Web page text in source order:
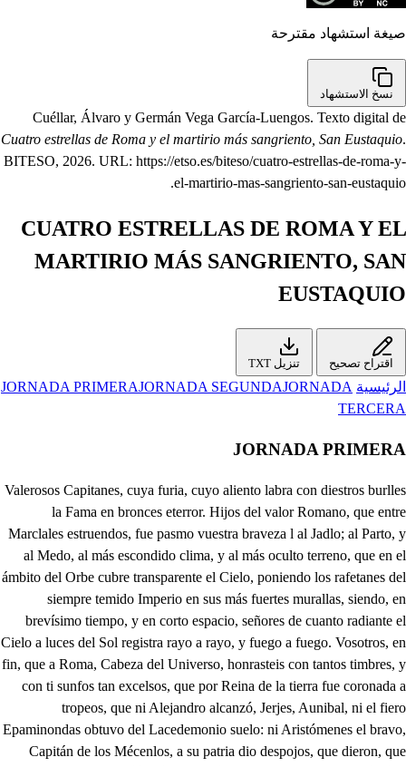
صيغة استشهاد مقترحة
نسخ الاستشهاد
Cuéllar, Álvaro y Germán Vega García-Luengos. Texto digital de
Cuatro estrellas de Roma y el martirio más sangriento, San Eustaquio.
BITESO, 2026. URL: https://etso.es/biteso/cuatro-estrellas-de-roma-y-
el-martirio-mas-sangriento-san-eustaquio.
CUATRO ESTRELLAS DE ROMA Y EL
MARTIRIO MÁS SANGRIENTO, SAN
EUSTAQUIO
اقتراح تصحيح تنزيل TXT
الرئيسية JORNADA PRIMERAJORNADA SEGUNDAJORNADA
TERCERA
JORNADA PRIMERA
Valerosos Capitanes, cuya furia, cuyo aliento labra con diestros burlles la Fama en bronces eterror. Hijos del valor Romano, que entre Marclales estruendos, fue pasmo vuestra braveza l al Jadlo; al Parto, y al Medo, al más escondido clima, y al más oculto terreno, que en el ámbito del Orbe cubre transparente el Cielo, poniendo los rafetanes del siempre temido Imperio en sus más fuertes murallas, siendo, en brevísimo tiempo, y en corto espacio, señores de cuanto radiante el Cielo a luces del Sol registra rayo a rayo, y fuego a fuego. Vosotros, en fin, que a Roma, Cabeza del Universo, honrasteis con tantos timbres, y con ti sunfos tan excelsos, que por Reina de la tierra fue coronada a tropeos, que ni Alejandro alcanzó, Jerjes, Aunibal, ni el fiero Epaminondas obtuvo del Lacedemonio suelo: ni Aristómenes el bravo, Capitán de los Mécenlos, a su patria dio despojos, que dieron, que hacer al tiempo. Ya sabela, que Federico, ese altivo, ese soberblo Príncipe vano de Persía (que rebelde a los preceptos del invencible, Trajano, nuestro Emperador supremo; a quien por trances de guerra esta ba humilde, y sujeto) hoy solícita atrevido, este yugo sacudiendo, quedar por Rey absoluto de toda Persía, y por eso sus gentes saca en campaña, sin advertir, como ciego, que osado busca la muerte donde piensa hallar a un tiempo libertad, vida, y dominio, gozando de Persía el Relno. A castigar tal locura, y tan alto atrevimiento, como padete redunda en deshonra del Imperio. Erecto fui por Trajano, para que el rayo esgrimiendo de este alfanje Damasquino, de este reluciente acero, refrene rebeldes iras de aqueste bárbaro Relno, tronchando las alas torpes, cortando el altivo vuelo, con que animoso procura poner escalas al Cielo, siendo Nembrot de sí mismo, en cayo Pérfico suelo el monte de su altivez, abrasado de mi incendio, en pavesas frías calga al rayo de mi ardimiento, Ea, Martes valerosos, ea, vallentes guerreros, que hoy sin duda en vuestras manos pone el Cielo el vencimiento. Presentes tenéis, amigos, el que rebelde al Imperio negó la obedlencia; y pues depositada en su esfuerzo toda la victorla tiene, no desmaye vuestro aliento en la venganza, que juro por Júpiter, Dios excelso, Rey de los Reyes; que tiene por trono el Zapir Etereo, de premiar al que ballente, honrando al Romano Pueblo, de muestras en la conquista de las farias de su aliento, para castigar traidores con valor, con ardimiento, con rigor, con valentía, con pujanzas con esfuerzo; y en fin, para que la fama entre sonoros accentos pregone vuestras proezas, publique nuestros sucesos, Guerra contra Persía; arma, que está aquí Mortero que machaque más Persianos, que tiene siglos un suegro. Este brazo, solo basta para destripar más perros a puñadas, y a cachetes, a rebeses, y ha derechos, que pelos tiene en la calva un infeliz calvatrueno. Eustachio, aquí está mi espada sedienta de sangre, el tiempo ha llegado ya, en que pueda, como diestro despensero, hacer morcillas, mondongos, chorizos, morcones negros, con sangre, que ha de sacar esta tizona sin tiento. Qué bien, Maltero, peleas con la lengua desde lejos! Deja las burlas, y calla, que te conozco, y sé cierto, que es hijo tuyo el temor, y tanto: Pero qué es esto? . Qué cajas apresuradas turban, he inquietan el viento, hiriendo vagas regiones, sobresaltando Elementos? Vallente Eustarbio, apercibe tus Escuadrones de presto, que el rebelde Federico, temerario, loco, y ciego, altivo, presuntuoso, sin razón, y sin modelo, la batalla te presenta desdichado, no temiendo, ni el rencor de tus Soldados, ni las iras de tu pecho. Pon tu Erército en campaña, sepa el Mando, sepa el Cielo, que eres castigo, de locos, que eres azote de necios. Ea, Soldados valientes, hijo del Romano aliento: ea fuertes Capitanes, poned, poned en concierto los Escuadrones, y el parche retumbe en horribles ecos: el clarín sonoro anuncie muertes, heridas, y estruendos para el Persa temeroso; y para el Romano Pueblo felicidad proguostique, dichas, triunfbos, y tropeos, Al arma, Soldados míos, al arma, nobles guerreros. A fuera, a fuera, Soldados, que allá va el fuerte Mortero a matar más enemigos: mas qué digo, si de miedo, cuando la caja escuché, sentí, no sé si por yerro, que como a otros en las muelas, me ha dado un gran corrimiento por dentro de los calzones, que parezco Zapatero, según el cerote; que se derrite en los gregüescos. Vive Dios, que aquí se acercan los enemigos sangrientos! Escapemos hoy el bulto (ya que escurrido el pellejo está) de este sobresalto. Ay, que vienen! volaverunt. Persas nobles, e invencibles Capitanes por mi electos, señores de mis Provincias, y columnas de mi Relno, que sujeto a los Romanos se miraba sin acierto, gozad todos la ocasión de salir del rendimiento de su tirana arrogancia; la libertad consiguiendo, que podéis hoy merecer, si alcanzáis el vencimiento, que tanto yo solicito, mediante el brío, y denuedo, ánsmo valor, y fuerza de vuestros invictos pechos. Federico, vuestro Rey, soy, aquel que al propio Imperio Romano ultraja mil veces, sut Estandartes sirviendo. de alfombras, donde pusiese sus plantas todo mi Reino. Al arma, que ya el Romano sale atrogante al encuentro: Muera, pues, tan vil canalla, vivan los Persianos Pueblos. Seguidme todos, seguidme, en voces altas diciendo: Muera Roma. . Roma mueras Vivan los Romanos Tueblos. Oh mal haya, amén, mi abuelo! o mal haya, amén, mi suegro! Quien en guerras me ha metido, entre lanzas, y Sargentos? Arma, arma. . Guerra, guerras Vive Dios, que andan los Persas vallentes, como unos perros; mas yo como temeroso los Romanos no, defiendo? Animo: a fuera: que vol apero tente, Mortero, no vayas a buscar lana, y vengas sin el pellejo. Arma, arma. . Roma vivas Pero qué es esto que veo? Vive Júpiter, que el Persa, sin ordeo, y sin concierto se retira, y el alcance sigue Eustachió con los nuestros, Viva el gran Trajano, vivas Viva, y mueran estos perros. Ea, Mortero valiente, ahora, ahora es el tiempo de mostrar tu valentía, y de que sepan tu esfuerzo. Muere, infame Soldadillo, no hay cuartel, muere aquí, perros el dese a prisión al punto, y él suelte las armas presto. Vive el Sol, que este es vallente; a ellos, señor Sargento, que corren como gallinas, porque los sigue Mortero. Cese el alcance, Soldados, y el clarín en dulce accento toque a recoger, y aclame la gloria del vencimiento, dando gracios a los Dioses, que benevolos quisieron da a Roma la victoria, o hollando otra vez el cuello, y la indomita cerviz del Persa altivo, y soberblo. Mueran, mueran los traidores, les villanos Extranjeros con esta cuchilla: infames, con este mohoso acero he de cortaros las nalgas. Qué en esto? Tente, Mortero. No me tengan, que he de hacer gígote de aquestos perros. Qué perror; qué es lo que dicer? Los Persar. . Déjate de eso, que esas locuras no importan si se retiran huyendo. Porque yo he sido la causa de tan alto vencimiento. Pues acaso en la batalla peleaste? . Bueno es eso: qué más prueba que mi espada? qué más verdad que mi acero lleno de sangre, sacada con aqueste pulso diestro, A un Capitán valeroso la cabeza de un encuentro le llevé. . Grande valor! cómo hiciste tal exceso? Cómo ? igualándome a él, reparé, según lo advierto, que en la altura le llevaba la cabeza, cuando menos. Ya el Ejército se junta. Soldados, marche de presto el Ejército, hacia Roma vamos, y el parche en sus ecos suspenda a pausas el aire, publicando el ventimiento. Vamos, que hoy serán premiados, Mortero, tus nobles hechos. Ofado Joven, espera, que aunque te oculte el abismo, con aqueste acero mismo, que ocupa mi mano fiera, más pedazos he de hacerte, que arenas el golfo baña, que copos una montaña en su cabeza más fuerte contiene, y que cuantos rayos en lo activo de su esfera aquese Sol confedera ya en vivezas, ya en desmayos. Pero donde, dime, donde aquel bizarro ardimiento, con que lneltaste mi allento, se oculta? Dónde se esconde? Vuelve otra vez a mis ojos, si intentas en desvarío hacer prueba de mi brío, y también de mis enojos. Amigos, Guardas, Soldados, traición, traición. Gran Trajano, padre, y señor soberano, que en ecos apresurados nos llamas tan a deshora, qué mal te aflige, o rigor? Di la causa del furor, que así te embravece. . Aurora, nobles Soldados, un hombre no visteis salir, que osado esgrimió su azaro altado contra mis? . Nada te asombre, que fue ilusión de la ilea. No Aurora, no fue ilusión, si no evidente traición de quien matarme desea. Sin doda, que algún Cristiano, viendo cuanto los persigo, matarme, como a enemigo, quiso atrevido, y efano. Explica tu pena fiera, declara la desazón, que aflige tu corazón. Sucedió de esta manera: Esta noche, cuando Apolo con la luz de sus lucendios de otro Horizonte cubría lo poblado, y lo desierto. Cuando el Planeta menor se miraba presidiendo entre Autorchas luminosas, entre argentados Luceros, publicando en su presencia el ser tibios paralelos, o lumbreras desmayadas, o volcanes macilentos. Cuando el dulce Rulseñor entrega silbos al viento, ya gorjeando suspiros, ya suspirando gorjeos, es guarda de su consorte, infeliz amante ciego; pues no distinguen sus ojos las luces muertas de Pebo. Y cuando yo descansaba del trabajo del Imperio: que en los Príncipes, no es culpa (según publican los necios) darse al descanso tal vez, cuando no faltan por eso de su grande obligación al debido cumplimiento. Entonces, estando solo, las puertas de mi aposento cerradas, y a sus umbrales Guardar, que guardan mi cuerpo, una voz me despertó, cuyo articulado accento, ni sé si me dio pavor, o me causó más aliento, para castigar bizarro tan notable atrevimiento. Despierta, dijo, despierta, Emperador, y suspenso me dejó de tal manera, que solo pudo mi fuego admirar la bizarría del que era de la voz dueño, fin que osase mi valor tomar venganza resuelto. Un Joven vieron mis ojos, tan alentado, y tan bello, que con esto caprivaba, y espantaba con aquello; que muchas veces lo hermoso hace junta con lo fiero. Empuñaba con valor su diestra un luciente acero, y una rodela embrazab